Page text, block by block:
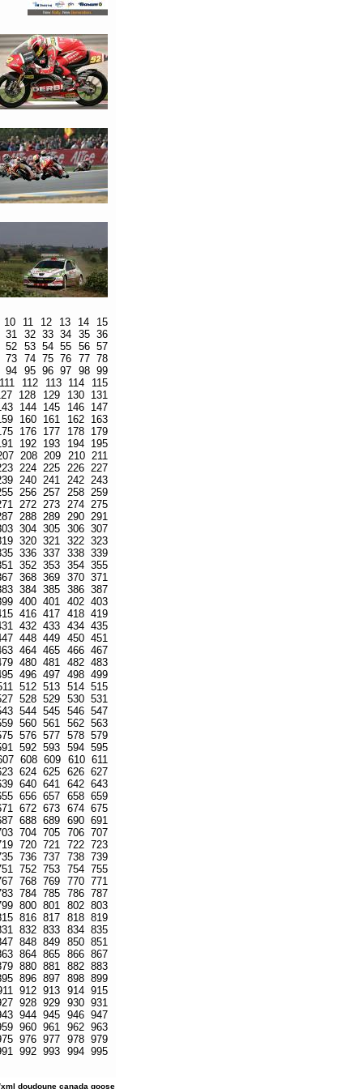
10 11 12 13 14
15
31 32 33 34 35 36
52 53 54 55 56 57
73 74 75 76 77 78
94 95 96 97 98 99
112 113 114
115
128 129 130
131
144 145 146
147
160 161 162
163
176 177 178
179
192 193 194
195
208 209 210 211
224 225 226 227
240 241 242 243
256 257 258 259
272 273 274 275
288 289 290 291
304 305 306 307
320 321 322 323
336 337 338 339
352 353 354 355
368 369 370 371
384 385 386 387
400 401 402 403
416 417 418 419
432 433 434 435
448 449 450 451
464 465 466 467
480 481 482 483
496 497 498 499
512 513 514 515
528 529 530 531
544 545 546 547
560 561 562 563
576 577 578 579
592 593 594 595
608 609 610 611
624 625 626 627
640 641 642 643
656 657 658 659
672 673 674 675
688 689 690 691
704 705 706 707
720 721 722 723
736 737 738 739
752 753 754 755
768 769 770 771
784 785 786 787
800 801 802 803
816 817 818 819
832 833 834 835
848 849 850 851
864 865 866 867
880 881 882 883
896 897 898 899
912 913 914 915
928 929 930 931
944 945 946 947
960 961 962 963
976 977 978 979
992 993 994 995
doudoune canada goose